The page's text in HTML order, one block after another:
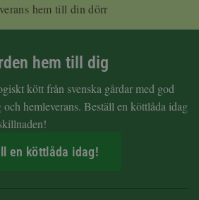
hem till din dörr
hem till dig
kött från svenska gårdar med god
hemleverans. Beställ en köttlåda idag
en köttlåda idag!